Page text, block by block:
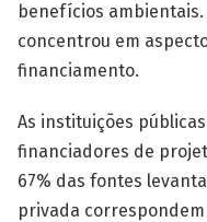
benefícios ambientais.
concentrou em
financiamento.
As instituições
financiadores de
67% das fontes
privada correspondem